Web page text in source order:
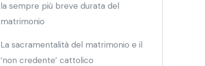
la sempre più breve durata del
matrimonio
La sacramentalità del matrimonio e il
‘non credente’ cattolico